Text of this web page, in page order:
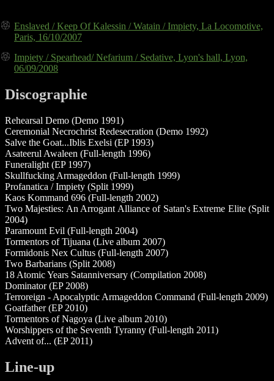
Enslaved / Keep Of Kalessin / Watain / Impiety, La Locomotive,
Paris, 16/10/2007
Impiety / Spearhead/ Nefarium / Sedative, Lyon's hall, Lyon,
06/09/2008
Discographie
Rehearsal Demo (Demo 1991)
Ceremonial Necrochrist Redesecration (Demo 1992)
Salve the Goat...Iblis Exelsi (EP 1993)
Asateerul Awaleen (Full-length 1996)
Funeralight (EP 1997)
Skullfucking Armageddon (Full-length 1999)
Profanatica / Impiety (Split 1999)
Kaos Kommand 696 (Full-length 2002)
Two Majesties: An Arrogant Alliance of Satan's Extreme Elite (Split
2004)
Paramount Evil (Full-length 2004)
Tormentors of Tijuana (Live album 2007)
Formidonis Nex Cultus (Full-length 2007)
Two Barbarians (Split 2008)
18 Atomic Years Satanniversary (Compilation 2008)
Dominator (EP 2008)
Terroreign - Apocalyptic Armageddon Command (Full-length 2009)
Goatfather (EP 2010)
Tormentors of Nagoya (Live album 2010)
Worshippers of the Seventh Tyranny (Full-length 2011)
Advent of... (EP 2011)
Line-up